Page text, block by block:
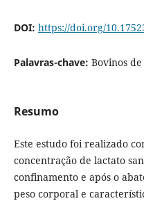
DOI: https://doi.org/
Palavras-chave: Bovinos
Resumo
Este estudo foi realizado
concentração de lactato
confinamento e após o
peso corporal e